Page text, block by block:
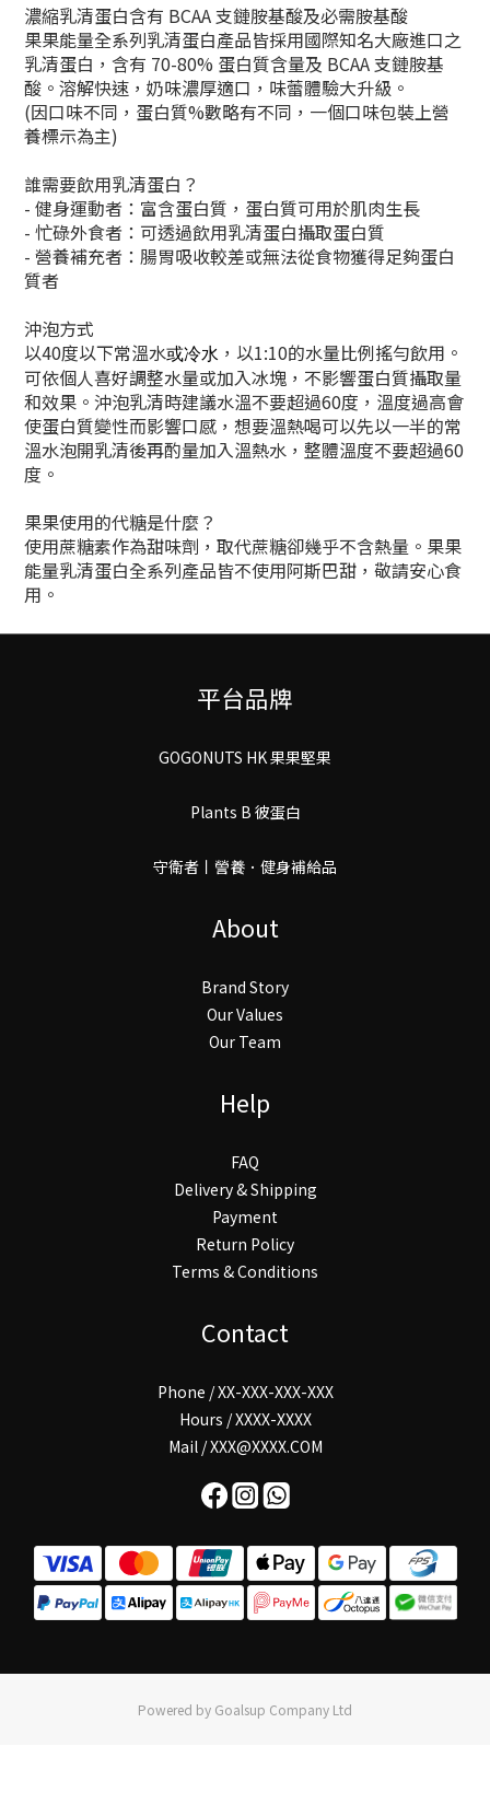
濃縮乳清蛋白含有 BCAA 支鏈胺基酸及必需胺基酸
果果能量全系列乳清蛋白產品皆採用國際知名大廠進口之
乳清蛋白，含有 70-80% 蛋白質含量及 BCAA 支鏈胺基
酸。溶解快速，奶味濃厚適口，味蕾體驗大升級。
(因口味不同，蛋白質%數略有不同，一個口味包裝上營
養標示為主)
誰需要飲用乳清蛋白？
- 健身運動者：富含蛋白質，蛋白質可用於肌肉生長
- 忙碌外食者：可透過飲用乳清蛋白攝取蛋白質
- 營養補充者：腸胃吸收較差或無法從食物獲得足夠蛋白
質者
沖泡方式
以40度以下常溫水或冷水 ，以1:10的水量比例搖勻飲用。
可依個人喜好調整水量或加入冰塊，不影響蛋白質攝取量
和效果。沖泡乳清時建議水溫不要超過60度，溫度過高會
使蛋白質變性而影響口感，想要溫熱喝可以先以一半的常
溫水泡開乳清後再酌量加入溫熱水，整體溫度不要超過60
度。
果果使用的代糖是什麼？
使用蔗糖素作為甜味劑，取代蔗糖卻幾乎不含熱量。果果
能量乳清蛋白全系列產品皆不使用阿斯巴甜，敬請安心食
用。
平台品牌
GOGONUTS HK 果果堅果
Plants B 彼蛋白
守衛者丨謍養．健身補給品
About
Brand Story
Our Values
Our Team
Help
FAQ
Delivery & Shipping
Payment
Return Policy
Terms & Conditions
Contact
Phone / XX-XXX-XXX-XXX
Hours / XXXX-XXXX
Mail / XXX@XXXX.COM
Powered by Goalsup Company Ltd